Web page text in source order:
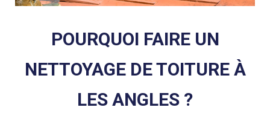
POURQUOI FAIRE UN
NETTOYAGE DE TOITURE À
LES ANGLES ?